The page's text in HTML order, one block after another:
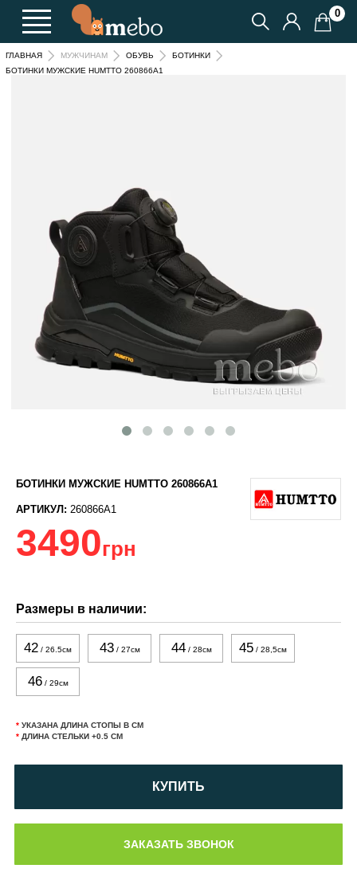
0
ГЛАВНАЯ МУЖЧИНАМ ОБУВЬ
БОТИНКИ
БОТИНКИ МУЖСКИЕ HUMTTO 260866A1
БОТИНКИ МУЖСКИЕ HUMTTO 260866A1
АРТИКУЛ: 260866A1
3490грн
Размеры в наличии:
42 / 26.5см 43/ 27см 44/ 28см 45 / 28,5см
46/ 29см
* УКАЗАНА ДЛИНА СТОПЫ В СМ
* ДЛИНА СТЕЛЬКИ +0.5 СМ
КУПИТЬ